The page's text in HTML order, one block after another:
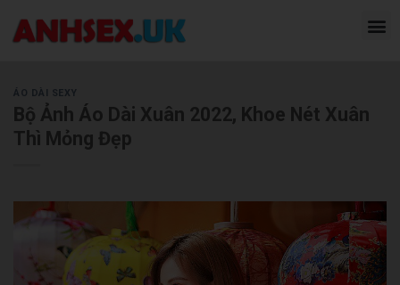
ÁO DÀI SEXY
Bộ Ảnh Áo Dài Xuân 2022, Khoe Nét Xuân
Thì Mỏng Đẹp